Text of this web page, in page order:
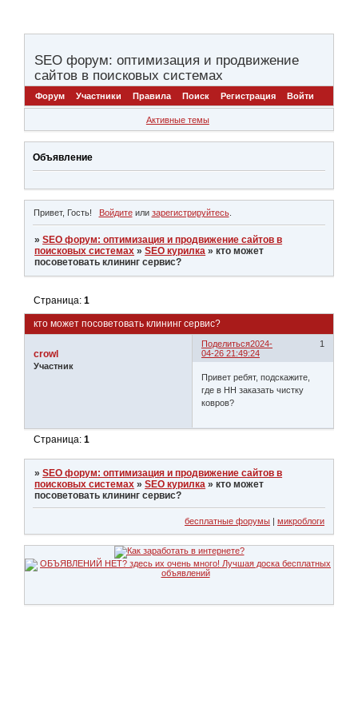
SEO форум: оптимизация и продвижение
сайтов в поисковых системах
Форум Участники Правила Поиск Регистрация Войти
Активные темы
Объявление
Привет, Гость! Войдитеили зарегистрируйтесь.
»SEO форум: оптимизация и продвижение сайтов в
поисковых системах »SEO курилка »кто может
посоветовать клининг сервис?
кто может посоветовать клининг сервис?
Страница:1
Поделиться 1
2024-
04-26 21:49:24
crowl
Участник
Привет ребят, подскажите,
где в НН заказать чистку
ковров?
Страница:1
»SEO форум: оптимизация и продвижение сайтов в
поисковых системах »SEO курилка »кто может
посоветовать клининг сервис?
бесплатные форумы | микроблоги